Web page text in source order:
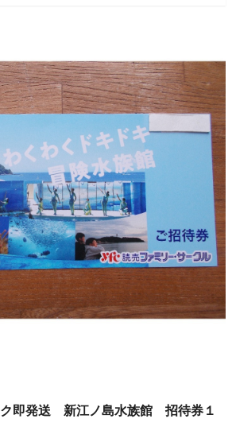
即発送 新江ノ島水族館 招待券１